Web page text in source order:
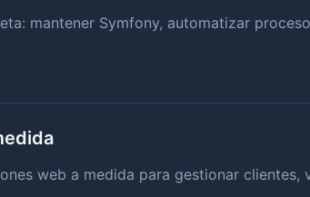
mantener Symfony, automatizar
web a medida para gestionar